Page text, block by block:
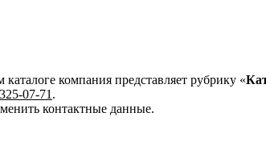
компания представляет рубрику «
07-71 .
контактные данные.